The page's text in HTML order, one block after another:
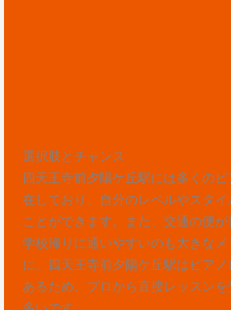
選択肢とチャンス
四天王寺前夕陽ケ丘駅には多くの
在しており、自分のレベルやスタ
ことができます。また、交通の便
学校帰りに通いやすいのも大きな
に、四天王寺前夕陽ケ丘駅はピア
あるため、プロから直接レッスン